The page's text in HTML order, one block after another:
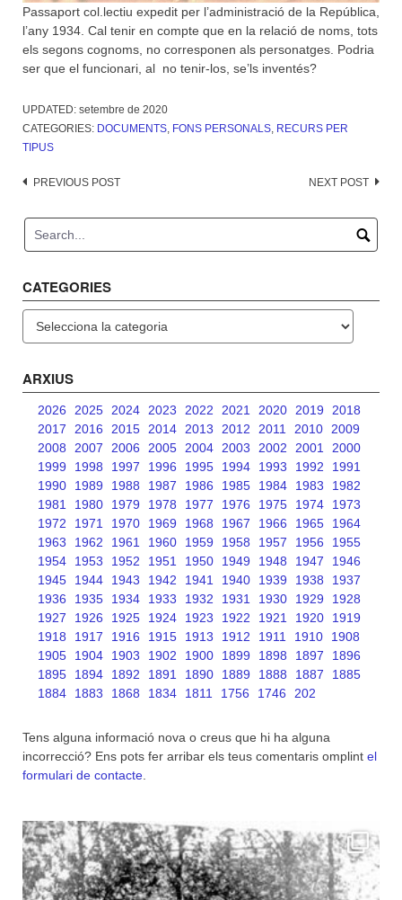
Passaport col.lectiu expedit per l’administració de la República,
l’any 1934. Cal tenir en compte que en la relació de noms, tots
els segons cognoms, no corresponen als personatges. Podria
ser que el funcionari, al no tenir-los, se’ls inventés?
UPDATED: setembre de 2020
CATEGORIES: DOCUMENTS, FONS PERSONALS, RECURS PER
TIPUS
Post
PREVIOUS POST NEXT POST
CATEGORIES
ARXIUS
2026 2025 2024 2023 2022 2021 2020 2019
2018
2017
2016 2015 2014 2013 2012 2011 2010
2009
2008
2007 2006 2005 2004 2003 2002 2001
2000
1999
1998 1997 1996 1995 1994 1993 1992
1991
1990
1989 1988 1987 1986 1985 1984 1983
1982
1981
1980 1979 1978 1977 1976 1975 1974
1973
1972
1971 1970 1969 1968 1967 1966 1965
1964
1963
1962 1961 1960 1959 1958 1957 1956
1955
1954
1953 1952 1951 1950 1949 1948 1947
1946
1945
1944 1943 1942 1941 1940 1939 1938
1937
1936
1935 1934 1933 1932 1931 1930 1929
1928
1927
1926 1925 1924 1923 1922 1921 1920
1919
1918
1917 1916 1915 1913 1912 1911 1910
1908
1905
1904 1903 1902 1900 1899 1898 1897
1896
1895
1894 1892 1891 1890 1889 1888 1887
1885
1884
1883 1868 1834 1811 1756 1746 202
Tens alguna informació nova o creus que hi ha alguna
incorrecció? Ens pots fer arribar els teus comentaris omplint el
formulari de contacte